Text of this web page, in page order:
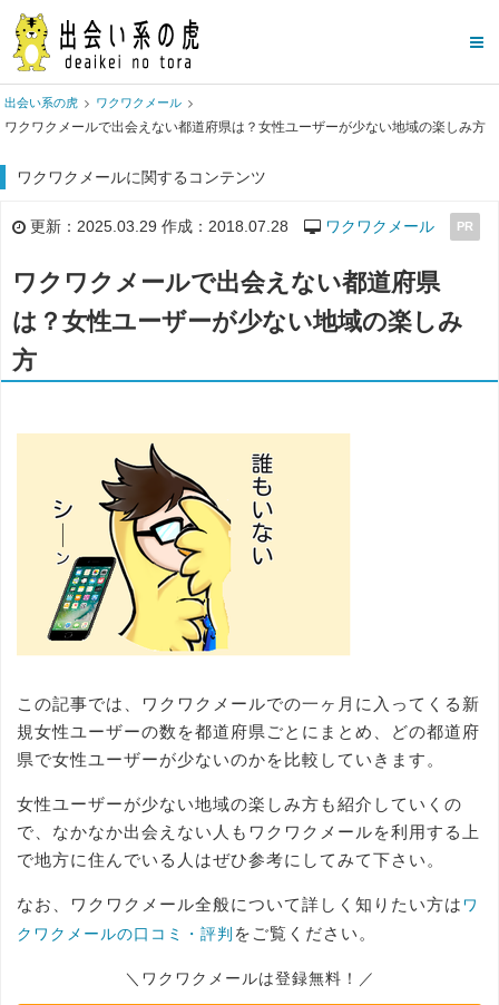
出会い系の虎 ワクワクメール
ワクワクメールで出会えない都道府県は？女性ユーザーが少ない地域の楽しみ方
ワクワクメールに関するコンテンツ
更新：2025.03.29 作成：2018.07.28 ワクワクメール PR
ワクワクメールで出会えない都道府県
は？女性ユーザーが少ない地域の楽しみ
方
この記事では、ワクワクメールでの一ヶ月に入ってくる新
規女性ユーザーの数を都道府県ごとにまとめ、どの都道府
県で女性ユーザーが少ないのかを比較していきます。
女性ユーザーが少ない地域の楽しみ方も紹介していくの
で、なかなか出会えない人もワクワクメールを利用する上
で地方に住んでいる人はぜひ参考にしてみて下さい。
なお、ワクワクメール全般について詳しく知りたい方はワ
クワクメールの口コミ・評判 をご覧ください。
＼ワクワクメールは登録無料！／